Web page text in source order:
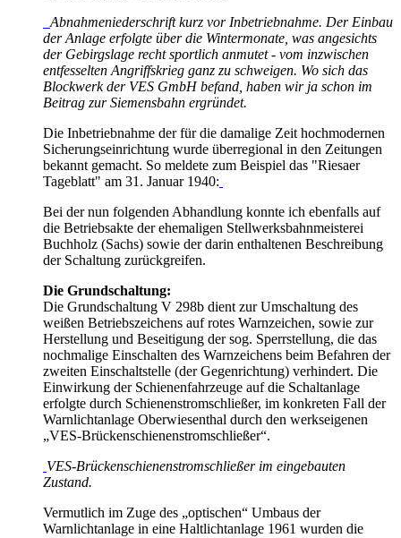
Abnahmeniederschrift kurz vor Inbetriebnahme. Der Einbau
der Anlage erfolgte über die Wintermonate, was angesichts
der Gebirgslage recht sportlich anmutet - vom inzwischen
entfesselten Angriffskrieg ganz zu schweigen. Wo sich das
Blockwerk der VES GmbH befand, haben wir ja schon im
Beitrag zur Siemensbahn ergründet.
Die Inbetriebnahme der für die damalige Zeit hochmodernen
Sicherungseinrichtung wurde überregional in den Zeitungen
bekannt gemacht. So meldete zum Beispiel das "Riesaer
Tageblatt" am 31. Januar 1940:
Bei der nun folgenden Abhandlung konnte ich ebenfalls auf
die Betriebsakte der ehemaligen Stellwerksbahnmeisterei
Buchholz (Sachs) sowie der darin enthaltenen Beschreibung
der Schaltung zurückgreifen.
Die Grundschaltung:
Die Grundschaltung V 298b dient zur Umschaltung des
weißen Betriebszeichens auf rotes Warnzeichen, sowie zur
Herstellung und Beseitigung der sog. Sperrstellung, die das
nochmalige Einschalten des Warnzeichens beim Befahren der
zweiten Einschaltstelle (der Gegenrichtung) verhindert. Die
Einwirkung der Schienenfahrzeuge auf die Schaltanlage
erfolgte durch Schienenstromschließer, im konkreten Fall der
Warnlichtanlage Oberwiesenthal durch den werkseigenen
„VES-Brückenschienenstromschließer“.
VES-Brückenschienenstromschließer im eingebauten
Zustand.
Vermutlich im Zuge des „optischen“ Umbaus der
Warnlichtanlage in eine Haltlichtanlage 1961 wurden die